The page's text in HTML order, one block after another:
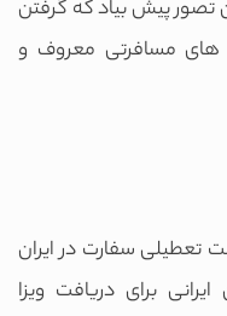
پیش بیاد که گرفتن
های مسافرتی معروف و
تعطیلی سفارت در ایران
برای دریافت ویزا